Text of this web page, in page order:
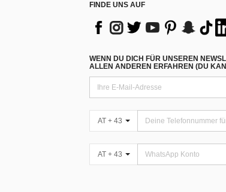
FINDE UNS AUF
WENN DU DICH FÜR UNSEREN
ALLEN ANDEREN ERFAHREN (DU
AT + 43
AT + 43